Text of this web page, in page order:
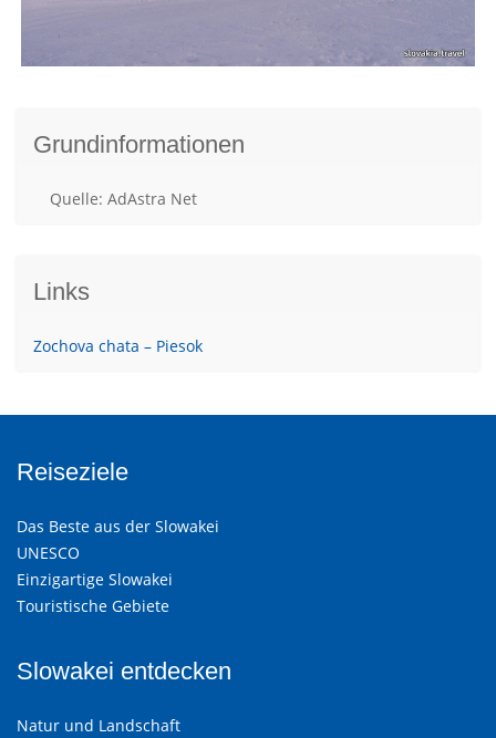
Grundinformationen
Quelle: AdAstra Net
Links
Zochova chata – Piesok
Reiseziele
Das Beste aus der Slowakei
UNESCO
Einzigartige Slowakei
Touristische Gebiete
Slowakei entdecken
Natur und Landschaft